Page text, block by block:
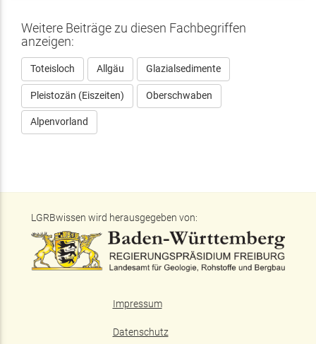
Weitere Beiträge zu diesen Fachbegriffen
anzeigen:
Toteisloch Allgäu Glazialsedimente
Pleistozän (Eiszeiten) Oberschwaben
Alpenvorland
LGRBwissen wird herausgegeben von:
Impressum
Datenschutz